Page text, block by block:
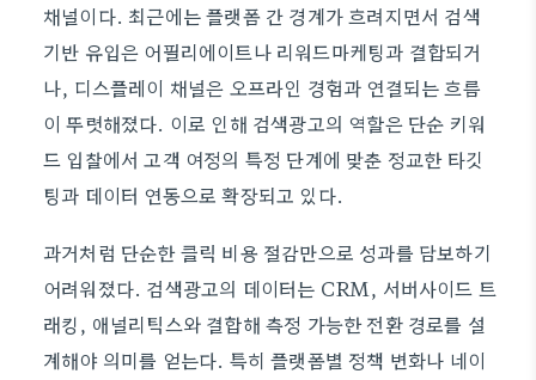
채널이다. 최근에는 플랫폼 간 경계가 흐려지면서 검색
기반 유입은 어필리에이트나 리워드마케팅과 결합되거
나, 디스플레이 채널은 오프라인 경험과 연결되는 흐름
이 뚜렷해졌다. 이로 인해 검색광고의 역할은 단순 키워
드 입찰에서 고객 여정의 특정 단계에 맞춘 정교한 타깃
팅과 데이터 연동으로 확장되고 있다.
과거처럼 단순한 클릭 비용 절감만으로 성과를 담보하기
어려워졌다. 검색광고의 데이터는 CRM, 서버사이드 트
래킹, 애널리틱스와 결합해 측정 가능한 전환 경로를 설
계해야 의미를 얻는다. 특히 플랫폼별 정책 변화나 네이